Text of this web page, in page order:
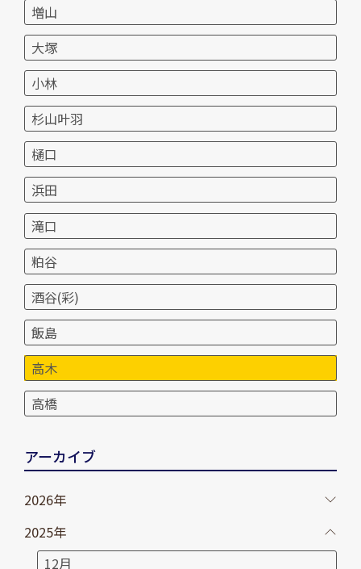
増山
大塚
小林
杉山叶羽
樋口
浜田
滝口
粕谷
酒谷(彩)
飯島
高木
高橋
アーカイブ
2026年
2025年
12月